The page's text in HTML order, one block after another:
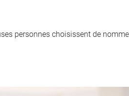
personnes choisissent de